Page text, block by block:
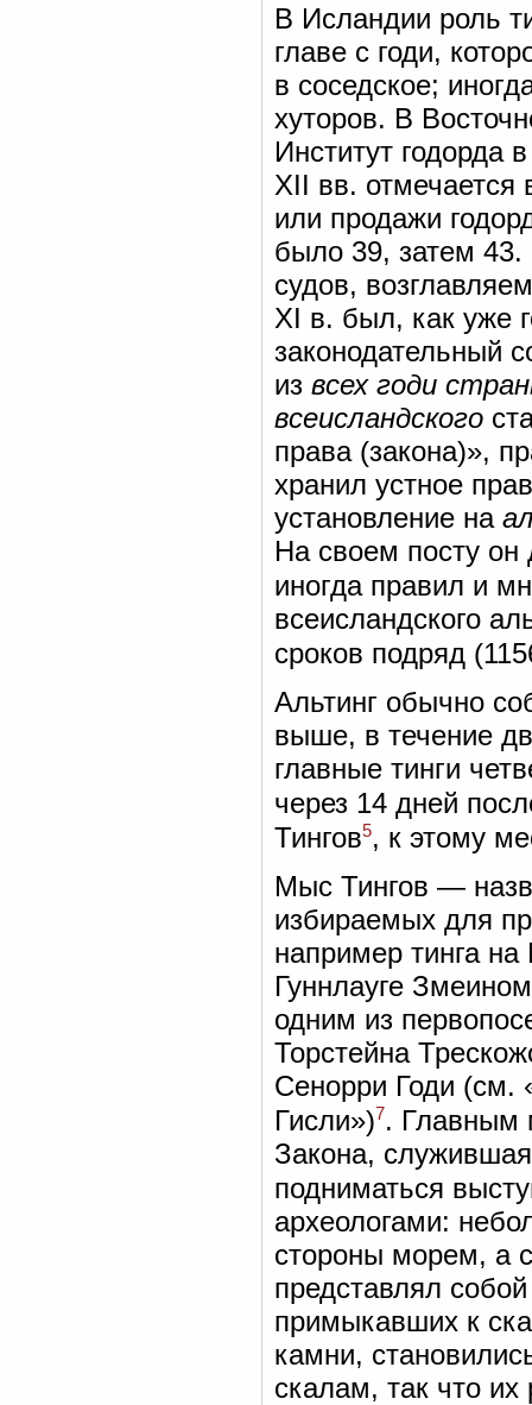
В Исландии роль
главе с годи,
в соседское;
хуторов. В
Институт годорда
XII вв. отмечается
или продажи
было 39, затем
судов,
XI в. был, как уже
законодательный
из всех годи
всеисландского
права (закона)»,
хранил устное
установление на
На своем посту он
иногда правил и
всеисландского
сроков подряд
Альтинг обычно
выше, в течение
главные тинги
через 14 дней
Тингов5, к этому
Мыс Тингов —
избираемых для
например тинга
Гуннлауге
одним из
Торстейна
Сенорри Годи (см.
Гисли»)7. Главным
Закона,
подниматься
археологами:
стороны морем, а
представлял
примыкавших к
камни,
скалам, так что